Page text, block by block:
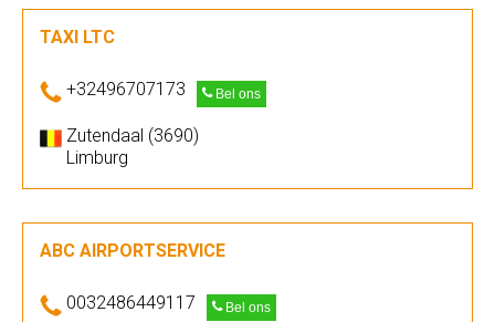
TAXI LTC
+32496707173 Bel ons
Zutendaal (3690)
Limburg
ABC AIRPORTSERVICE
0032486449117 Bel ons